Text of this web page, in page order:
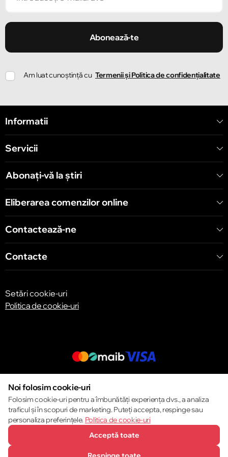
Strada Ion Creangă 78
Strada Mitropolit Varlaam 58
Chișinău
Abonează-te
Am luat cunoștință cu Termenii și Politica de confidențialitate
Informatii
Servicii
Abonați-vă la știri
Eliberarea comenzilor online
Contactează-ne
Contacte
Setări cookie-uri
Politica de cookie-uri
© 2013 – 2026 ECOM
Noi folosim cookie-uri
Folosim cookie-uri pentru a îmbunătăți experiența dvs., a analiza
traficul și în scopuri de marketing. Puteți accepta, respinge sau
personaliza preferințele. Politica de cookie-uri
Acceptă toate